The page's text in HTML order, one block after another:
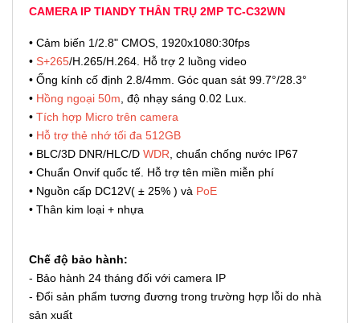
CAMERA IP TIANDY THÂN TRỤ 2MP TC-C32WN
• Cảm biến 1/2.8" CMOS, 1920x1080:30fps
• S+265/H.265/H.264. Hỗ trợ 2 luồng video
• Ống kính cố định 2.8/4mm. Góc quan sát 99.7°/28.3°
• Hồng ngoại 50m , độ nhạy sáng 0.02 Lux.
• Tích hợp Micro trên camera
• Hỗ trợ thẻ nhớ tối đa 512GB
• BLC/3D DNR/HLC/D WDR , chuẩn chống nước IP67
• Chuẩn Onvif quốc tế. Hỗ trợ tên miền miễn phí
• Nguồn cấp DC12V( ± 25% ) và PoE
• Thân kim loại + nhựa
Chế độ bảo hành:
- Bảo hành 24 tháng đối với camera IP
- Đổi sản phẩm tương đương trong trường hợp lỗi do nhà
sản xuất